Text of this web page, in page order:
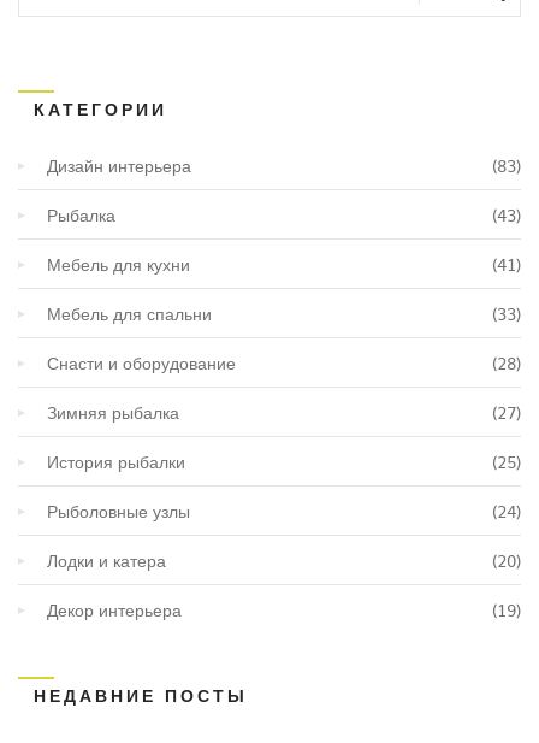
КАТЕГОРИИ
Дизайн интерьера (83)
Рыбалка (43)
Мебель для кухни (41)
Мебель для спальни (33)
Снасти и оборудование (28)
Зимняя рыбалка (27)
История рыбалки (25)
Рыболовные узлы (24)
Лодки и катера (20)
Декор интерьера (19)
НЕДАВНИЕ ПОСТЫ